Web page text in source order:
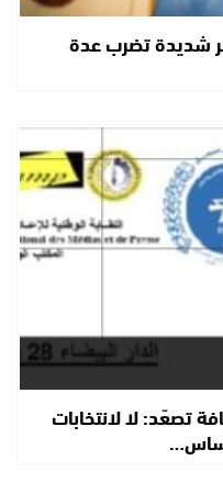
شديدة تضرب عدة
تصعّد: لا لانتخابات